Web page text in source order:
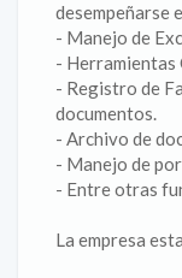
desempeñarse
- Manejo de
- Herramientas
- Registro de
documentos.
- Archivo de
- Manejo de
- Entre otras
La empresa